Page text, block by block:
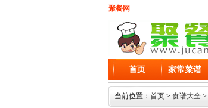
聚餐网
首页 家常菜谱
当前位置： 首页 > 食谱大全 >